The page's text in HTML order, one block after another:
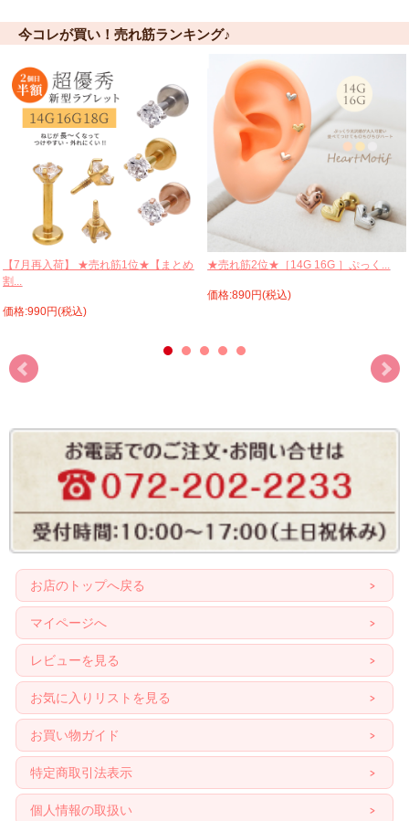
今コレが買い！売れ筋ランキング♪
【7月再入荷】 ★売れ筋1位★【まとめ
割...
価格:990円(税込)
★売れ筋2位★［14G 16G ］ぷっく...
価格:890円(税込)
お店のトップへ戻る
マイページへ
レビューを見る
お気に入りリストを見る
お買い物ガイド
特定商取引法表示
個人情報の取扱い